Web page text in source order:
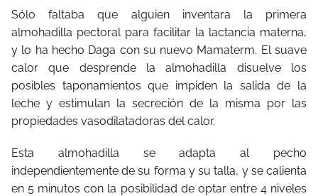
Sólo faltaba que alguien inventara la primera
almohadilla pectoral para facilitar la lactancia materna,
y lo ha hecho Daga con su nuevo Mamaterm. El suave
calor que desprende la almohadilla disuelve los
posibles taponamientos que impiden la salida de la
leche y estimulan la secreción de la misma por las
propiedades vasodilatadoras del calor.
Esta almohadilla se adapta al pecho
independientemente de su forma y su talla, y se calienta
en 5 minutos con la posibilidad de optar entre 4 niveles